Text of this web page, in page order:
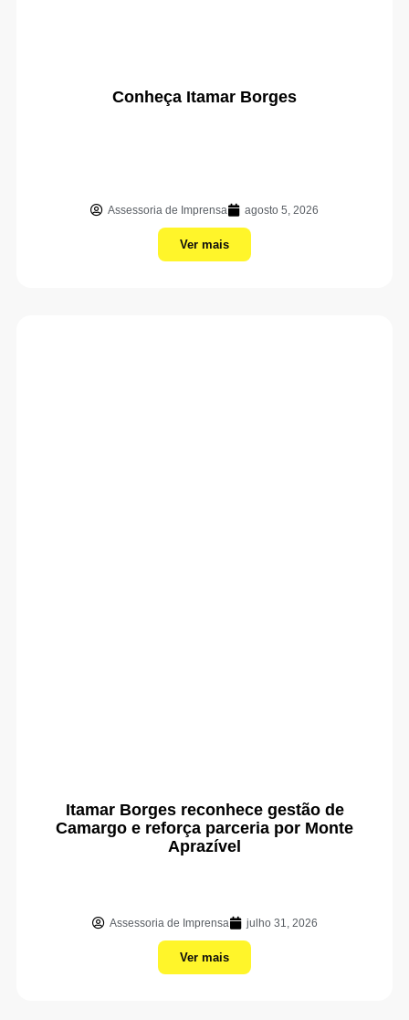
Conheça Itamar Borges
Assessoria de Imprensa agosto 5, 2026
Ver mais
Itamar Borges reconhece gestão de
Camargo e reforça parceria por Monte
Aprazível
Assessoria de Imprensa julho 31, 2026
Ver mais